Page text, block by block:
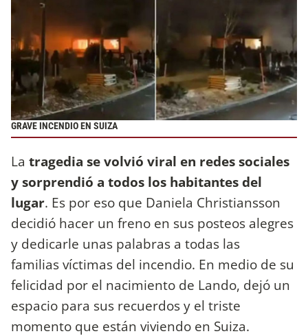
GRAVE INCENDIO EN SUIZA
La tragedia se volvió viral en redes sociales
y sorprendió a todos los habitantes del
lugar. Es por eso que Daniela Christiansson
decidió hacer un freno en sus posteos alegres
y dedicarle unas palabras a todas las
familias víctimas del incendio. En medio de su
felicidad por el nacimiento de Lando, dejó un
espacio para sus recuerdos y el triste
momento que están viviendo en Suiza.